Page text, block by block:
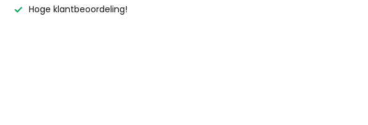
Hoge klantbeoordeling!